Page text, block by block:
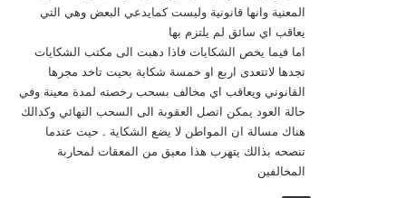
المعنية وانها قانونية وليست كمايدعي البعض وهي التي
يعاقب اي سائق لم يلتزم بها
اما فيما يخص الشكايات فاذا دهبت الى مكتب الشكايات
تجدها لاتتعدى اربع او خمسة شكاية بحيت تاخد مجرها
القانوني ويعاقب اي مخالف بسحب رخصته لمدة معينة وفي
حالة العود يمكن اتصل العقوبة الى السحب النهائي وكدالك
هناك مسالة ان المواطن لا يضع الشكاية . حيت عندما
تنصحه بذالك يتهرب هذا معيق من المعقات لمحاربة
المخالفين